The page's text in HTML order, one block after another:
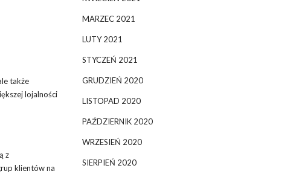
także
lojalności
z
klientów na
MARZEC 2021
LUTY 2021
STYCZEŃ 2021
GRUDZIEŃ 2020
LISTOPAD 2020
PAŹDZIERNIK 2020
WRZESIEŃ 2020
SIERPIEŃ 2020